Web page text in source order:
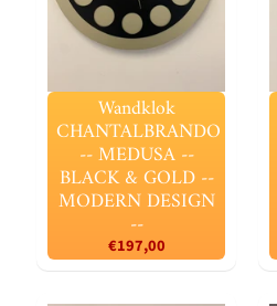
Wandklok
CHANTALBRANDO
-- MEDUSA --
BLACK & GOLD --
MODERN DESIGN
--
€197,00